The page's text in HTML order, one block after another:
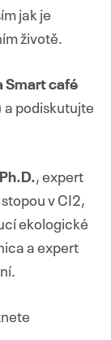
jak je
životě.
Smart café
a podiskutujte
, expert
v CI2,
ekologické
a expert